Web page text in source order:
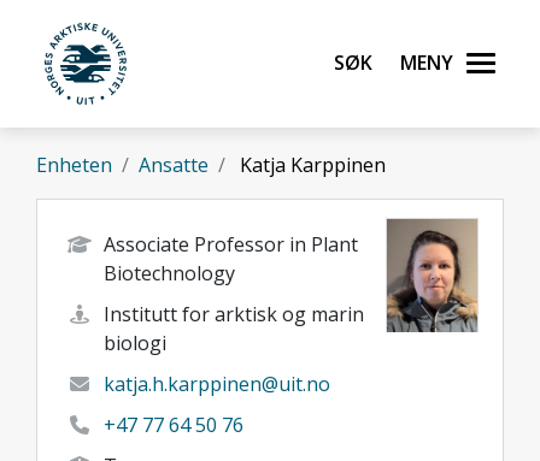
Gå til hovedinnhold
UiT Norges arktiske universitet
Søk Meny
Enheten Ansatte Katja Karppinen
Associate Professor in Plant
Biotechnology
Institutt for arktisk og marin
biologi
katja.h.karppinen@uit.no
+47 77 64 50 76